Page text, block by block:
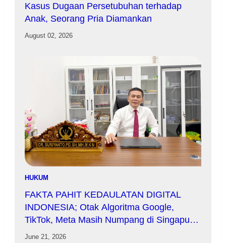
Kasus Dugaan Persetubuhan terhadap
Anak, Seorang Pria Diamankan
August 02, 2026
HUKUM
FAKTA PAHIT KEDAULATAN DIGITAL
INDONESIA; Otak Algoritma Google,
TikTok, Meta Masih Numpang di Singapura,
Bukan di Indonesia
June 21, 2026